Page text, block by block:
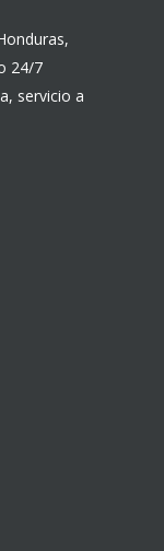
24/7
servicio a